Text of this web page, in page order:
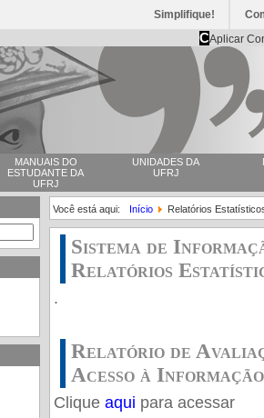
Simplifique!
CAplicar
MANUAIS DO
ESTUDANTE DA
UFRJ
UNIDADES DA
UFRJ
Você está aqui: Início Relatórios
Sistema de
Relatórios
.
Relatório de
Acesso à
Clique aqui para acessar